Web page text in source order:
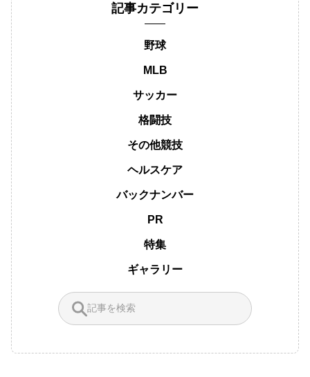
記事カテゴリー
野球
MLB
サッカー
格闘技
その他競技
ヘルスケア
バックナンバー
PR
特集
ギャラリー